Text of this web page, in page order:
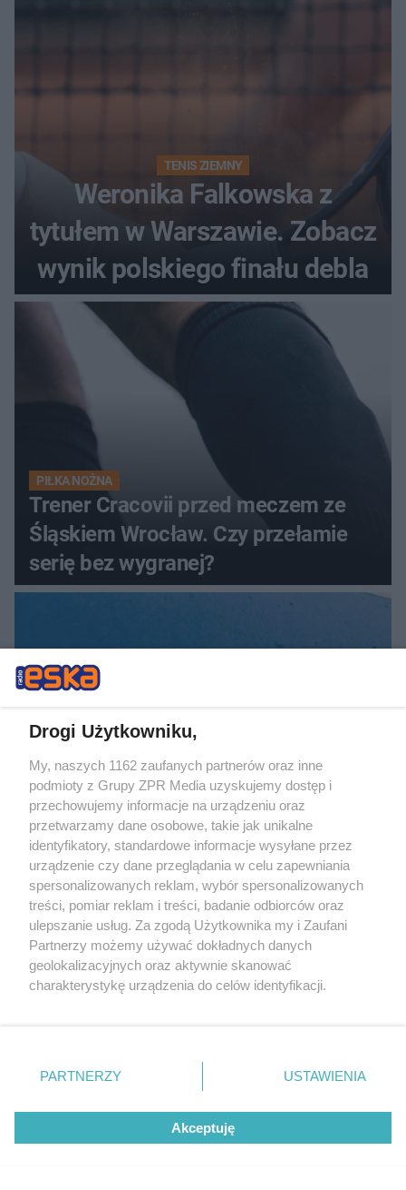
TENIS ZIEMNY
Weronika Falkowska z
tytułem w Warszawie. Zobacz
wynik polskiego finału debla
PIŁKA NOŻNA
Trener Cracovii przed meczem ze
Śląskiem Wrocław. Czy przełamie
serię bez wygranej?
Zagrożenie wybuchem w
Swarzędzu. Policja zatrzymała 35-
latka, który zgłosił ładunek w swoim
aucie
Oszustwo w powiecie trzebnickim.
Małżeństwo seniorów straciło 240
000 zł
Drogi Użytkowniku,
My, naszych 1162 zaufanych partnerów oraz inne
podmioty z Grupy ZPR Media uzyskujemy dostęp i
przechowujemy informacje na urządzeniu oraz
przetwarzamy dane osobowe, takie jak unikalne
identyfikatory, standardowe informacje wysyłane przez
urządzenie czy dane przeglądania w celu zapewniania
spersonalizowanych reklam, wybór spersonalizowanych
treści, pomiar reklam i treści, badanie odbiorców oraz
ulepszanie usług. Za zgodą Użytkownika my i Zaufani
Partnerzy możemy używać dokładnych danych
geolokalizacyjnych oraz aktywnie skanować
charakterystykę urządzenia do celów identyfikacji.
zmienić/wycofać klikając przycisk ustawień prywatności
znajdujący się w lewym dolnym rogu strony
rodzaje przetwarzania danych nie wymagają zgody
użytkownika, ale masz prawo sprzeciwić się takiemu
przetwarzaniu. Preferencje będą miały zastosowanie tylko
PARTNERZY USTAWIENIA
Akceptuję